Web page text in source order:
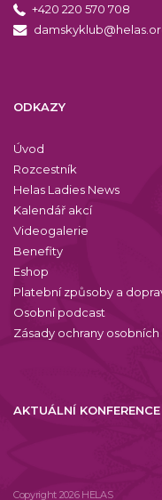
+420 220 570 708
ODKAZY
Úvod
Rozcestník
Helas Ladies News
Kalendář akcí
Videogalerie
Benefity
Eshop
Platební způsoby a
Osobní podcast
Zásady ochrany
AKTUÁLNÍ KONFERENCE
Copyright 2026 HELAS